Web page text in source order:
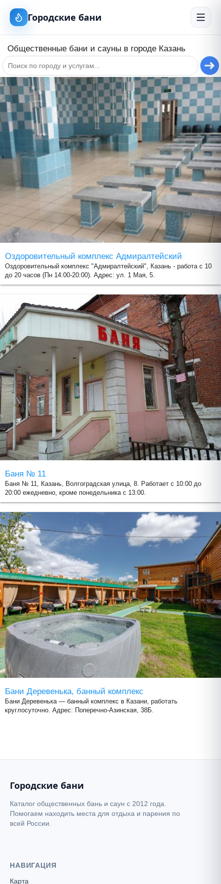
Городские бани
Общественные бани и сауны в городе Казань
Оздоровительный комплекс
+
−
Оздоровительный комплекс Адмиралтейский
Оздоровительный комплекс "Адмиралтейский", Казань - работа с 10
до 20 часов (Пн 14:00-20:00). Адрес: ул. 1 Мая, 5.
Баня № 11
Баня № 11, Казань, Волгоградская улица, 8. Работает с 10:00 до
20:00 ежедневно, кроме понедельника с 13:00.
Бани Деревенька, банный комплекс
Бани Деревенька — банный комплекс в Казани, работать
круглосуточно. Адрес: Поперечно-Азинская, 38Б.
Городские бани
Каталог общественных бань и саун с 2012 года.
Помогаем находить места для отдыха и парения по
всей России.
НАВИГАЦИЯ
Карта